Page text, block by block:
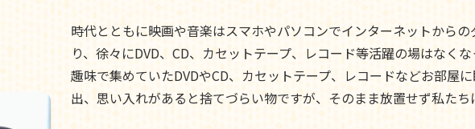
時代とともに映画や音楽はスマホやパソコンでインターネットから
り、徐々にDVD、CD、カセットテープ、レコード等活躍の場はなくな
趣味で集めていたDVDやCD、カセットテープ、レコードなどお部屋
出、思い入れがあると捨てづらい物ですが、そのまま放置せず私たち